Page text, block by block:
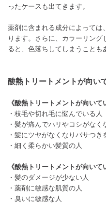
ったケースも出てきます。
薬剤に含まれる成分によっては
ります。さらに、カラーリン
ると、色落ちしてしまうことも
酸熱トリートメントが向い
《酸熱トリートメントが向いて
・枝毛や切れ毛に悩んでいる人
・髪が痛んでハリやコシがなく
・髪にツヤがなくなりパサつき
・細く柔らかい髪質の人
《酸熱トリートメントが向いて
・髪のダメージが少ない人
・薬剤に敏感な肌質の人
・臭いに敏感な人